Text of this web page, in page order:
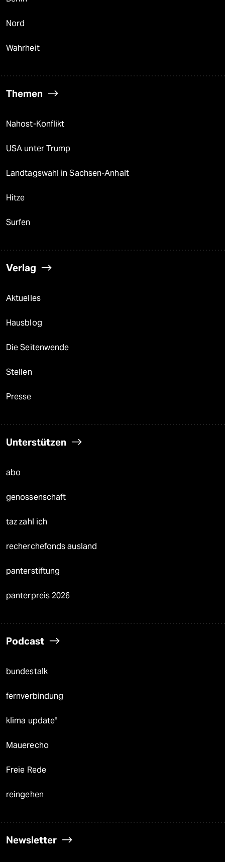
Nord
Wahrheit
Themen
Nahost-Konflikt
USA unter Trump
Landtagswahl in Sachsen-Anhalt
Hitze
Surfen
Verlag
Aktuelles
Hausblog
Die Seitenwende
Stellen
Presse
Unterstützen
abo
genossenschaft
taz zahl ich
recherchefonds ausland
panterstiftung
panterpreis 2026
Podcast
bundestalk
fernverbindung
klima update°
Mauerecho
Freie Rede
reingehen
Newsletter